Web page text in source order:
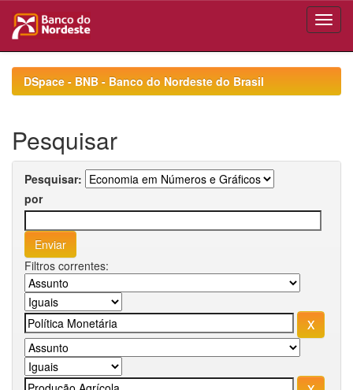
navigationDSpace - BNB - Banco do Nordeste do Brasil
Pesquisar
Pesquisar:
por
Filtros correntes: